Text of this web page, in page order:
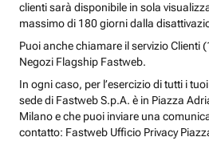
clienti sarà disponibile in sola
massimo di 180 giorni dalla
Puoi anche chiamare il servizio Clienti
Negozi Flagship Fastweb.
In ogni caso, per l’esercizio di tutti i
sede di Fastweb S.p.A. è in Piazza
Milano e che puoi inviare una
contatto: Fastweb Ufficio Privacy